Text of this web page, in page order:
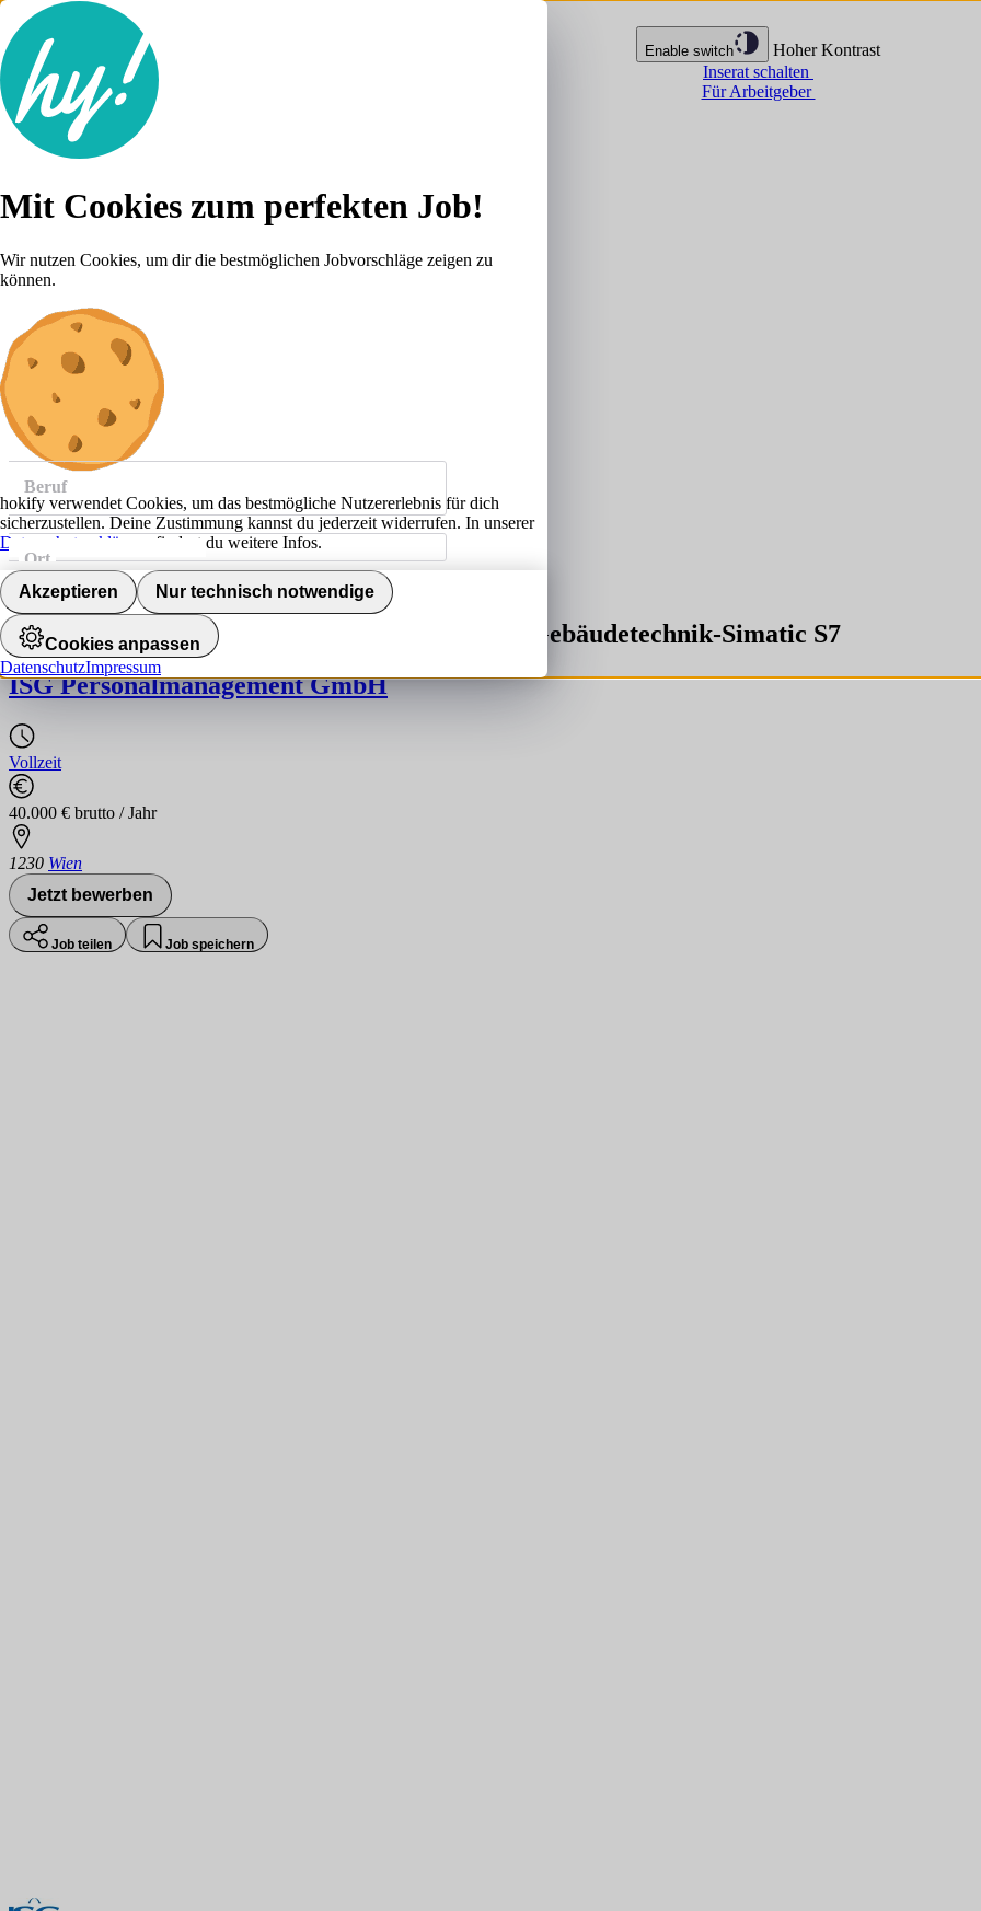
Enable switch
Hoher Kontrast
Inserat schalten
Für Arbeitgeber
Lebenslauf
Karriere-Tipps
Anmelden
Jobs anzeigen
Beruf
Ort
Jobs finden
Softwaretechniker:in mit Schwerpunkt: MSR/Gebäudetechnik-Simatic S7
ISG Personalmanagement GmbH
Vollzeit
40.000 € brutto / Jahr
1230 Wien
Jetzt bewerben
Job teilen Job speichern
Mit Cookies zum perfekten Job!
Wir nutzen Cookies, um dir die bestmöglichen Jobvorschläge zeigen zu
können.
hokify verwendet Cookies, um das bestmögliche Nutzererlebnis für dich
sicherzustellen. Deine Zustimmung kannst du jederzeit widerrufen. In unserer
Datenschutzerklärung
findest du weitere Infos.
Akzeptieren Nur technisch notwendige
Cookies anpassen
DatenschutzImpressum